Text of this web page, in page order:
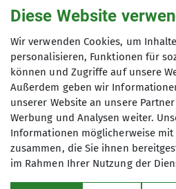
Wegewart
innerhalb des
Alpenvereins (DAV)
Mitgliedern (Stand
Gegründet 1961 als
Siemens
1989 eine
innerhalb des
Alpenvereins:DAV
Bergfreunde
Anmeldung
bis Dienstag 17:00 Uhr
Anfrage senden
Diese Website
Wir verwenden Cookies, um
personalisieren, Funktionen für
können und Zugriffe auf unsere
Außerdem geben wir
unserer Website an unsere
Werbung und Analysen weiter.
Informationen möglicherweise mit
zusammen, die Sie ihnen
im Rahmen Ihrer Nutzung der